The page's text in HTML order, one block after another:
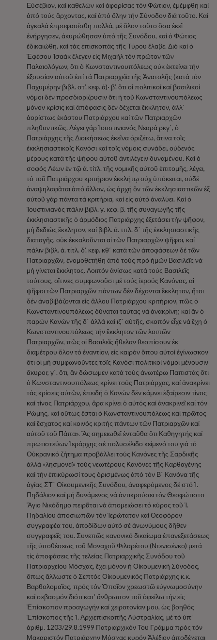
Εὐσέβιον, καί καθελών καί ἀφορίσας τόν Φώτιον, ἐμέμφθη καί
ἀπό τούς ἄρχοντας, καί ἀπό ὅλην τήν Σύνοδον διά τοῦτο. Καί
ἀγκαλά ἐπροφασίσθη πολλά, μέ ὅλον τοῦτο ὅσα ἐκεῖ
ἐνήργησεν, ἀκυρώθησαν ὑπό τῆς Συνόδου, καί ὁ Φώτιος
ἐδικαιώθη, καί τάς ἐπισκοπάς τῆς Τύρου ἔλαβε. Διό καί ὁ
Ἐφέσου Ἰσαάκ ἔλεγεν εἰς Μιχαήλ τόν πρῶτον τῶν
Παλαιολόγων, ὅτι ὁ Κωνσταντινουπόλεως οὐκ ἐκτείνει τήν
ἐξουσίαν αὐτοῦ ἐπί τά Πατριαρχεῖα τῆς Ἀνατολῆς (κατά τόν
Παχυμέρην βιβλ. στ’. κεφ. ά)· β’. ὅτι οἱ πολιτικοί καί βασιλικοί
νόμοι δέν προσδιορίζουσιν ὅτι ἡ τοῦ Κωνσταντινουπόλεως
μόνον κρίσις καί ἀπόφασις δέν δέχεται ἔκκλητον, ἀλλ΄
ἀορίστως ἑκάστου Πατριάρχου καί τῶν Πατριαρχῶν
πληθυντικῶς. Λέγει γάρ Ἰουστινιανός Νεαρά ρκγ΄, ὁ
Πατριάρχης τῆς Διοικήσεως ἐκεῖνα ὁριζέτω, ἅτινα τοῖς
ἐκκλησιαστικοῖς Κανόσι καί τοῖς νόμοις συνάδει, οὐδενός
μέρους κατά τῆς ψήφου αὐτοῦ ἀντιλέγειν δυναμένου. Καί ὁ
σοφός Λέων ἐν τῷ ά. τίτλ. τῆς νομικῆς αὐτοῦ ἐπιτομῆς, λέγει,
τό τοῦ Πατριάρχου κριτήριον ἐκκλήτῳ οὐχ ὑπόκειται, οὐδέ
ἀναψηλαφᾶται ἀπό ἄλλον, ὡς ἀρχή ὅν τῶν ἐκκλησιαστικῶν ἐξ
αὐτοῦ γάρ πάντα τά κριτήρια, καί εἰς αὐτό ἀναλύει. Καί ὁ
Ἰουστινιανός πάλιν βιβλ. γ. κεφ. β. τῆς συναγωγῆς τῆς
ἐκκλησιαστικῆς ὁ ἁρμόδιος Πατριάρχης ἐξετάσει τήν ψῆφον,
μή δεδιώς ἔκκλητον, καί βιβλ. ά. τιτλ. δ΄ τῆς ἐκκλησιαστικῆς
διαταγῆς, οὐκ ἐκκαλοῦνται αἱ τῶν Πατριαρχῶν ψῆφοι, καί
πάλιν βιβλ. ά. τίτλ. δ’. κεφ. κθ΄ κατά τῶν ἀποφάσεων δέ τῶν
Πατριαρχῶν, ἐνομοθετήθη ἀπό τούς πρό ἡμῶν Βασιλεῖς νά
μή γίνεται ἔκκλητος. Λοιπόν ἀνίσως κατά τούς Βασιλεῖς
τούτους, οἵτινες συμφωνοῦσι μέ τούς ἱερούς Κανόνας, αἱ
ψῆφοι τῶν Πατριαρχῶν πάντων δέν δέχονται ἔκκλητον, ἤτοι
δέν ἀναβιβάζονται εἰς ἄλλου Πατριάρχου κριτήριον, πῶς ὁ
Κωνσταντινουπόλεως δύναται ταύτας νά ἀνακρίνη; καί ἄν ὁ
παρών Κανών τῆς δ΄ ἀλλά καί ιζ΄ αὐτῆς, σκοπόν εἶχε νά ἔχῃ ὁ
Κωνσταντινουπόλεως τήν ἔκκλητον τῶν λοιπῶν
Πατριαρχῶν, πῶς οἱ Βασιλεῖς ἤθελαν θεσπίσουν ἐκ
διαμέτρου ὅλον τό ἐναντίον, εἰς καιρόν ὅπου αὐτοί ἐγίνωσκον
ὅτι οἱ μή συμφωνοῦντες τοῖς Κανόσι πολιτικοί νόμοι μένουσιν
ἄκυροι; γ΄. ὅτι, ἄν δώσωμεν κατά τούς ἀνωτέρω Παπιστάς ὅτι
ὁ Κωνσταντινουπόλεως κρίνει τούς Πατριάρχας, καί ἀνακρίνει
τάς κρίσεις αὐτῶν, ἐπειδή ὁ Κανών δέν κάμνει ἐξαίρεσιν τίνος
καί τίνος Πατριάρχου, ἄρα κρίνει ὁ αὐτός καί ἀνακρινεῖ καί τόν
Ρώμης, καί οὕτως ἔσται ὁ Κωνσταντινουπόλεως καί πρῶτος
καί ἔσχατος καί κοινός κριτής πάντων τῶν Πατριαρχῶν καί
αὐτοῦ τοῦ Πάπα». Ἄς σημειωθεῖ ἐνταῦθα ὅτι Καθηγητής καί
πρωτιστεύων Ἱεράρχης σέ πολυσέλιδο κείμενό του γιά τό
Οὐκρανικό ζήτημα προβάλλει τούς Κανόνες τῆς Σαρδικῆς
ἀλλά «λησμονεῖ» τούς νεωτέρους Κανόνες τῆς Καρθαγένης
καί τήν ἐπικύρωσί τους ὁρισμένως ἀπό τόν Β΄ Κανόνα τῆς
ἁγίας ΣΤ΄ Οἰκουμενικῆς Συνόδου, ἀναφερόμενος δέ στό Ἱ.
Πηδάλιον καί μή δυνάμενος νά ἀντικρούσει τόν Θεοφώτιστο
Ἅγιο Νικόδημο πειρᾶται νά ἀπομειώσει τό κύρος τοῦ Ἱ.
Πηδαλίου ἀποσιωπῶν τόν Ἱερώτατον καί Θεοφόρον
συγγραφέα του, ἀποδίδων αὐτό σέ ἀνωνύμους δῆθεν
συγγραφεῖς του. Συνεπῶς κανονικό δικαίωμα ἐπανεξετάσεως
τῆς ὑποθέσεως τοῦ Μοναχοῦ Φιλαρέτου (Ντενισένκο) μετά
τίς ἀποφάσεις τῆς τελείας Πατριαρχικῆς Συνόδου τοῦ
Πατριαρχείου Μόσχας, ἔχει μόνον ἡ Οἰκουμενική Σύνοδος,
ὅπως ἄλλωστε ὁ Σεπτός Οἰκουμενικός Πατριάρχης κ.κ.
Βαρθολομαῖος, πρός τόν Ὁποῖον χρεωστῶ εὐγνωμοσύνην
καί σεβασμόν διότι κατ’ ἄνθρωπον τοῦ ὀφείλω τήν εἰς
Ἐπίσκοπον προαγωγήν καί χειροτονίαν μου, ὡς βοηθός
Ἐπίσκοπος τῆς Ἱ. Ἀρχιεπισκοπῆς Αὐστραλίας, μέ τό ὑπ’
ἀριθμ. 1203/29.8.1999 Πατριαρχικόν Του Γράμμα πρός τόν
Μακαριστόν Πατριάρχην Μόσχας κυρόν Ἀλέξιον ἀποδέχεται